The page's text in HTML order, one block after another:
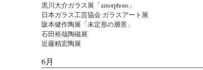
黒川大介ガラス展「amorphous」
日本ガラス工芸協会 ガラスアート展
阪本健作陶展「未定形の層景」
石田裕哉陶磁展
近藤精宏陶展
6月